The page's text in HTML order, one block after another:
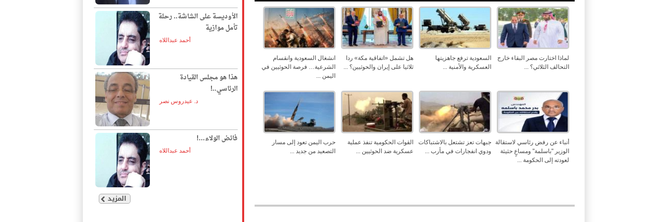
الأوديسة على الشاشة.. رحلة
تأمل موازية
أحمد عبداللاه
هذا هو مجلس القيادة
الرئاسي..!
د. عيدروس نصر
فائض الولاء…!
أحمد عبداللاه
المزيد
لماذا اختارت مصر البقاء خارج
التحالف الثلاثي؟ ...
السعودية ترفع جاهزيتها
العسكرية والأمنية ...
هل تشمل «اتفاقية مكة» ردا
ثلاثيا على إيران والحوثيين؟ ...
انشغال السعودية وانقسام
الشرعية… فرصة الحوثيين في
اليمن ...
أنباء عن رفض رئاسي لاستقالة
الوزير "باسلمة" ومساعٍ حثيثة
لعودته إلى الحكومة ...
جبهات تعز تشتعل بالاشتباكات
ودوي انفجارات في مأرب ...
القوات الحكومية تنفذ عملية
عسكرية ضد الحوثيين ...
حرب اليمن تعود إلى مسار
التصعيد من جديد ...